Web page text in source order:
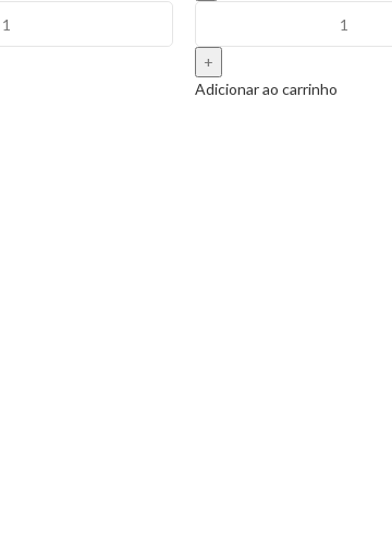
Adicionar ao carrinho